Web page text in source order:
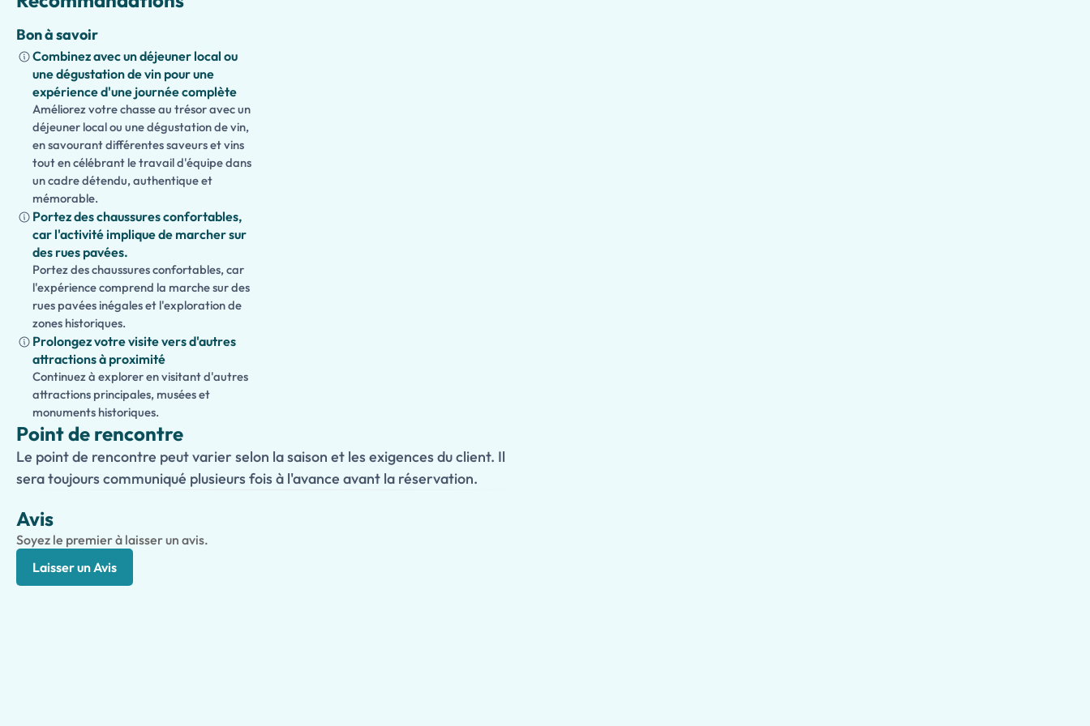
Bon à savoir
Combinez avec un déjeuner local ou
une dégustation de vin pour une
expérience d'une journée complète
Améliorez votre chasse au trésor avec un
déjeuner local ou une dégustation de vin,
en savourant différentes saveurs et vins
tout en célébrant le travail d'équipe dans
un cadre détendu, authentique et
mémorable.
Portez des chaussures confortables,
car l'activité implique de marcher sur
des rues pavées.
Portez des chaussures confortables, car
l'expérience comprend la marche sur des
rues pavées inégales et l'exploration de
zones historiques.
Prolongez votre visite vers d'autres
attractions à proximité
Continuez à explorer en visitant d'autres
attractions principales, musées et
monuments historiques.
Point de rencontre
Le point de rencontre peut varier selon la saison et les exigences du client. Il
sera toujours communiqué plusieurs fois à l'avance avant la réservation.
Avis
Soyez le premier à laisser un avis.
Laisser un Avis